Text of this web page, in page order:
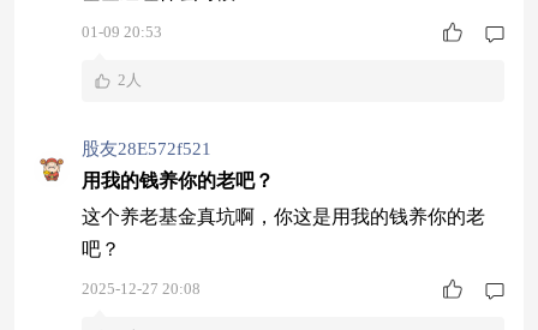
01-09 20:53
2人
股友28E572f521
用我的钱养你的老吧？
这个养老基金真坑啊，你这是用我的钱养你的老
吧？
2025-12-27 20:08